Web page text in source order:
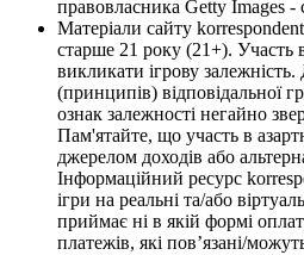
правовласника Getty Images -
Матеріали сайту
старше 21 року (21+). Участь
викликати ігрову
(принципів) відповідальної
ознак залежності негайно
Пам'ятайте, що участь в
джерелом доходів або
Інформаційний ресурс
ігри на реальні та/або
приймає ні в якій формі
платежів, які пов’язані/